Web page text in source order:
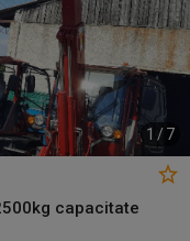
1 / 7
capacitate